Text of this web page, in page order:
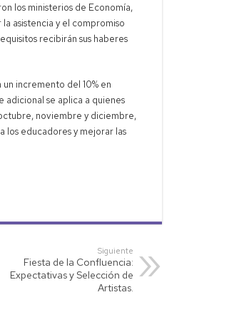
los ministerios de Economía,
asistencia y el compromiso
recibirán sus haberes
incremento del 10% en
se aplica a quienes
noviembre y diciembre,
educadores y mejorar las
Siguiente
Fiesta de la Confluencia:
Expectativas y Selección de
Artistas.